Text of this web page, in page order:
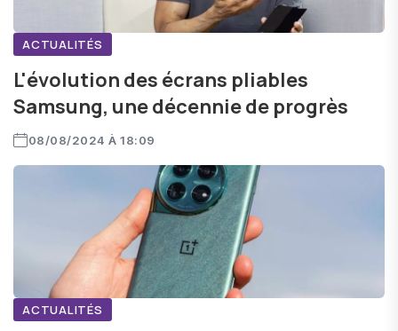
ACTUALITÉS
L'évolution des écrans pliables
Samsung, une décennie de progrès
08/08/2024 À 18:09
ACTUALITÉS